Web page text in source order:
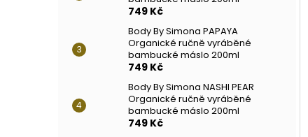
749 Kč
Body By Simona PAPAYA
Organické ručně vyráběné
bambucké máslo 200ml
749 Kč
Body By Simona NASHI PEAR
Organické ručně vyráběné
bambucké máslo 200ml
749 Kč